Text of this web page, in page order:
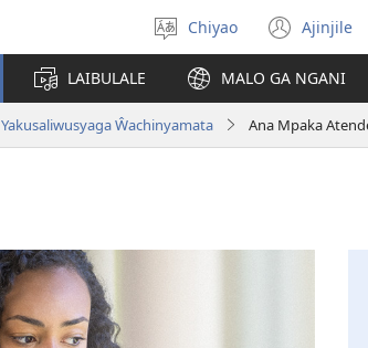
Asagule
ciŵeceto
Chiyao Ajinjile
(awugule
liwindo
line)
LAIBULALE MALO GA NGANI
Yakusaliwusyaga Ŵachinyamata Ana Mpaka